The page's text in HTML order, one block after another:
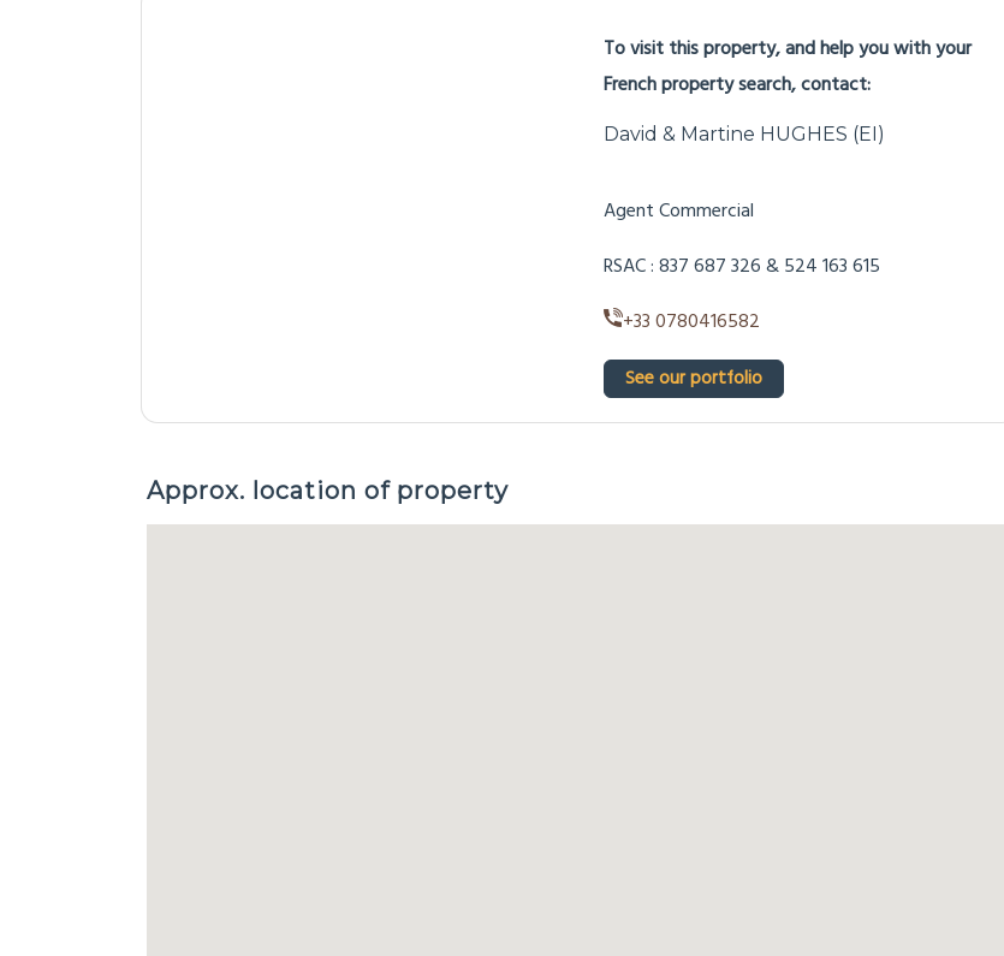
To visit this property, and help you with your
French property search, contact:
David & Martine HUGHES (EI)
Agent Commercial
RSAC : 837 687 326 & 524 163 615
+33 0780416582
See our portfolio
Approx. location of property